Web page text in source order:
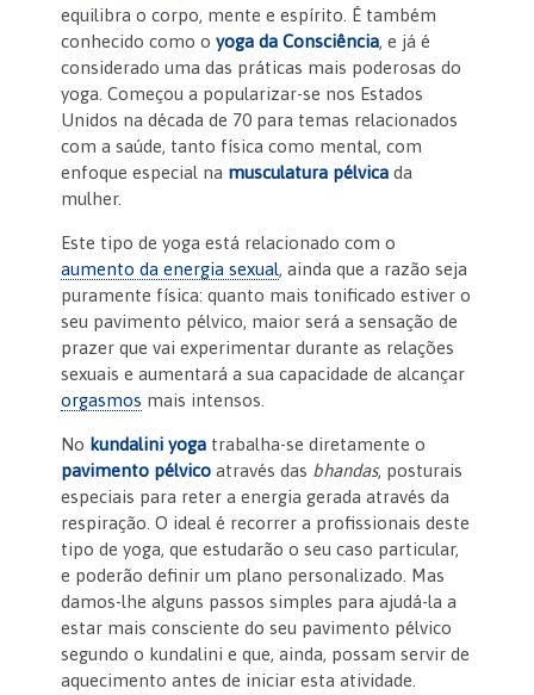
equilibra o corpo, mente e espírito. É também
conhecido como oyoga da Consciência, e já é
considerado uma das práticas mais poderosas do
yoga. Começou a popularizar-se nos Estados
Unidos na década de 70 para temas relacionados
com a saúde, tanto física como mental, com
enfoque especial na musculatura pélvica da
mulher.
Este tipo de yoga está relacionado com o
aumento da energia sexual, ainda que a razão seja
puramente física: quanto mais tonificado estiver o
seu pavimento pélvico, maior será a sensação de
prazer que vai experimentar durante as relações
sexuais e aumentará a sua capacidade de alcançar
orgasmos mais intensos.
No kundalini yoga trabalha-se diretamente o
pavimento pélvico através das bhandas, posturais
especiais para reter a energia gerada através da
respiração. O ideal é recorrer a profissionais deste
tipo de yoga, que estudarão o seu caso particular,
e poderão definir um plano personalizado. Mas
damos-lhe alguns passos simples para ajudá-la a
estar mais consciente do seu pavimento pélvico
segundo o kundalini e que, ainda, possam servir de
aquecimento antes de iniciar esta atividade.